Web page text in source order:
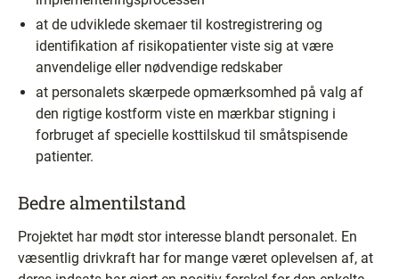
at de udviklede skemaer til kostregistrering og
identifikation af risikopatienter viste sig at være
anvendelige eller nødvendige redskaber
at personalets skærpede opmærksomhed på valg af
den rigtige kostform viste en mærkbar stigning i
forbruget af specielle kosttilskud til småtspisende
patienter.
Bedre almentilstand
Projektet har mødt stor interesse blandt personalet. En
væsentlig drivkraft har for mange været oplevelsen af, at